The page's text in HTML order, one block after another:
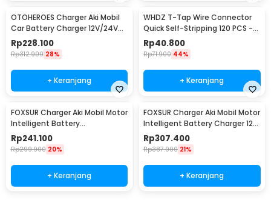
OTOHEROES Charger Aki Mobil
Car Battery Charger 12V/24V
15A - BLM-CDQ-168
Rp228.100
Rp312.900 28%
+ Keranjang
WHDZ T-Tap Wire Connector
Quick Self-Stripping 120 PCS -
SC7
Rp40.800
Rp71.900 44%
+ Keranjang
FOXSUR Charger Aki Mobil Motor
Intelligent Battery
Charger12/24V 10A -
FBC122410D
Rp241.100
Rp299.900 20%
+ Keranjang
FOXSUR Charger Aki Mobil Motor
Intelligent Battery Charger 12-
24V 12A - FBC122412D
Rp307.400
Rp387.900 21%
+ Keranjang